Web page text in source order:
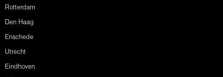
Rotterdam
Den Haag
Enschede
Utrecht
Eindhoven